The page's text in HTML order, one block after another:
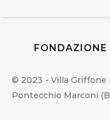
FONDAZIONE
© 2023 - Villa Griffone
Pontecchio Marconi